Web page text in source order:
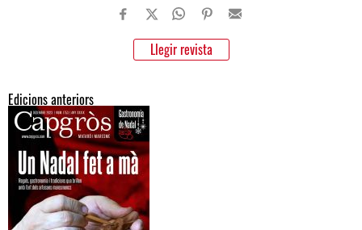
Llegir revista
Edicions anteriors